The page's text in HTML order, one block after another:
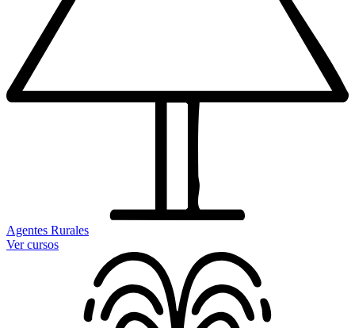
Agentes Rurales
Ver cursos